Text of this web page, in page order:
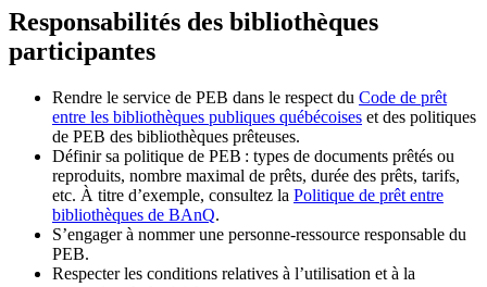
Responsabilités des bibliothèques
participantes
Rendre le service de PEB dans le respect du Code de prêt
entre les bibliothèques publiques québécoises et des politiques
de PEB des bibliothèques prêteuses.
Définir sa politique de PEB : types de documents prêtés ou
reproduits, nombre maximal de prêts, durée des prêts, tarifs,
etc. À titre d’exemple, consultez la Politique de prêt entre
bibliothèques de BAnQ.
S’engager à nommer une personne-ressource responsable du
PEB.
Respecter les conditions relatives à l’utilisation et à la